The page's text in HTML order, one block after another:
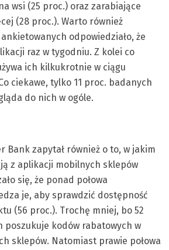
wsi (25 proc.) oraz zarabiające
(28 proc.). Warto również
odpowiedziało, że
raz w tygodniu. Z kolei co
ich kilkukrotnie w ciągu
ciekawe, tylko 11 proc. badanych
do nich w ogóle.
Bank zapytał również o to, w jakim
z aplikacji mobilnych sklepów
się, że ponad połowa
je, aby sprawdzić dostępność
(56 proc.). Trochę mniej, bo 52
poszukuje kodów rabatowych w
sklepów. Natomiast prawie połowa